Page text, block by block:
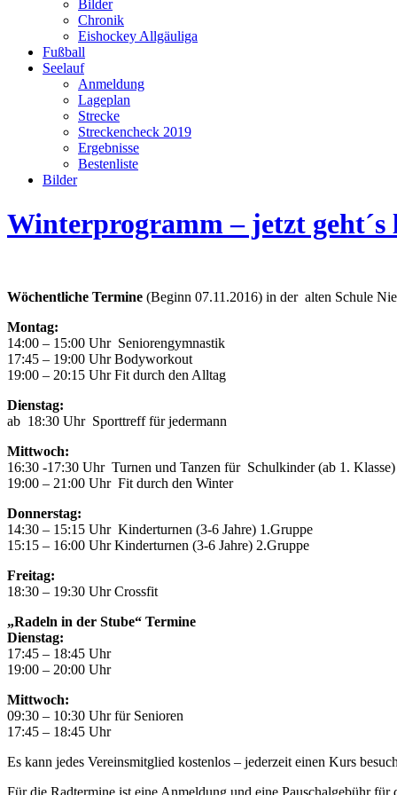
Bilder
Chronik
Eishockey Allgäuliga
Fußball
Seelauf
Anmeldung
Lageplan
Strecke
Streckencheck 2019
Ergebnisse
Bestenliste
Bilder
Winterprogramm – jetzt geht´s
Wöchentliche Termine (Beginn 07.11.2016) in der alten Schule
Montag:
14:00 – 15:00 Uhr Seniorengymnastik
17:45 – 19:00 Uhr Bodyworkout
19:00 – 20:15 Uhr Fit durch den Alltag
Dienstag:
ab 18:30 Uhr Sporttreff für jedermann
Mittwoch:
16:30 -17:30 Uhr Turnen und Tanzen für Schulkinder (ab 1. Klasse)
19:00 – 21:00 Uhr Fit durch den Winter
Donnerstag:
14:30 – 15:15 Uhr Kinderturnen (3-6 Jahre) 1.Gruppe
15:15 – 16:00 Uhr Kinderturnen (3-6 Jahre) 2.Gruppe
Freitag:
18:30 – 19:30 Uhr Crossfit
„Radeln in der Stube“ Termine
Dienstag:
17:45 – 18:45 Uhr
19:00 – 20:00 Uhr
Mittwoch:
09:30 – 10:30 Uhr für Senioren
17:45 – 18:45 Uhr
Es kann jedes Vereinsmitglied kostenlos – jederzeit einen Kurs